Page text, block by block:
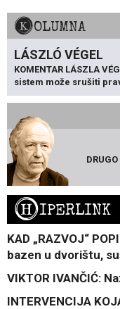
KOLUMNA
LÁSZLÓ VÉGEL
KOMENTAR LÁSZLA
sistem može srušiti
HIPERLINK
KAD „RAZVOJ“
bazen u dvorištu,
VIKTOR IVANČIĆ:
INTERVENCIJA